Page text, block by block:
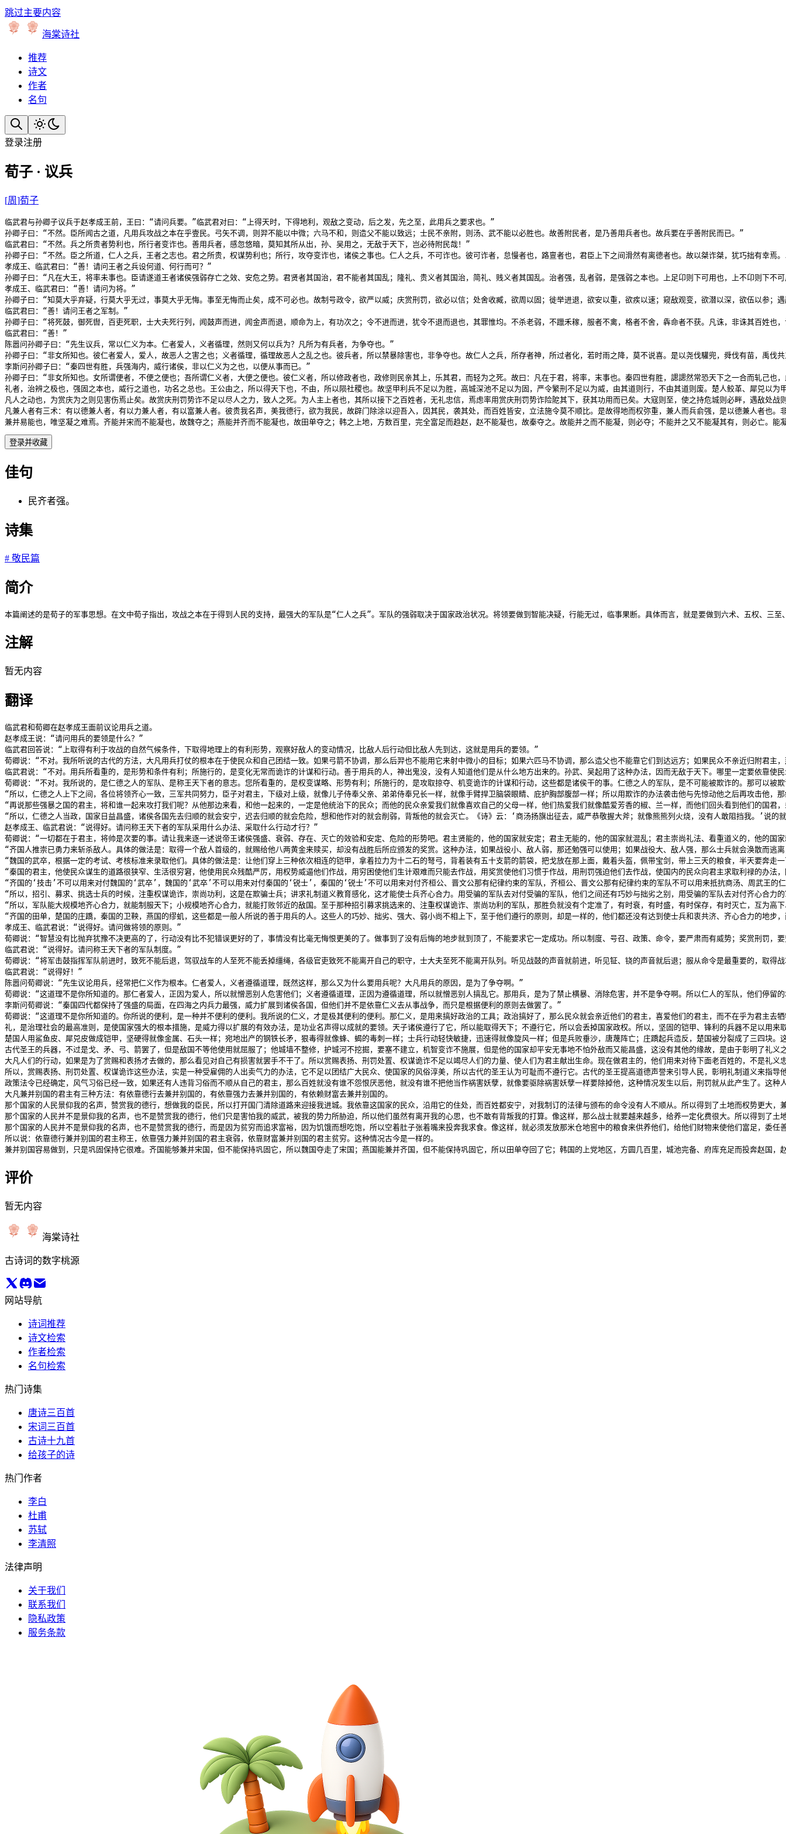
跳过主要内容
海棠诗社
推荐
诗文
作者
名句
登录注册
荀子 · 议兵
[周]荀子
临武君与孙卿子议兵于赵孝成王前，王曰：“请问兵要。”临武君对曰：“上得天时，下得地利，观敌之变动，后之发，先之至，此用兵之要求也。”
孙卿子曰：“不然。臣所闻古之道，凡用兵攻战之本在乎壹民。弓矢不调，则羿不能以中微；六马不和，则造父不能以致远；士民不亲附，则汤、武不能以必胜也。故善附民者，是乃善用兵者也。故兵要在乎善附民而已。”
临武君曰：“不然。兵之所贵者势利也，所行者变诈也。善用兵者，感忽悠暗，莫知其所从出，孙、吴用之，无敌于天下，岂必待附民哉！”
孙卿子曰：“不然。臣之所道，仁人之兵，王者之志也。君之所贵，权谋势利也；所行，攻夺变诈也，诸侯之事也。仁人之兵，不可诈也。彼可诈者，怠慢者也，路亶者也，君臣上下之间滑然有离德者也。故以桀诈桀，犹巧拙有
孝成王、临武君曰：“善！请问王者之兵设何道、何行而可？”
孙卿子曰：“凡在大王，将率未事也。臣请遂道王者诸侯强弱存亡之效、安危之势。君贤者其国治，君不能者其国乱；隆礼、贵义者其国治，简礼、贱义者其国乱。治者强，乱者弱，是强弱之本也。上足卬则下可用也，上不卬则
孝成王、临武君曰：“善！请问为将。”
孙卿子曰：“知莫大乎弃疑，行莫大乎无过，事莫大乎无悔。事至无悔而止矣，成不可必也。故制号政令，欲严以威；庆赏刑罚，欲必以信；处舍收臧，欲周以固；徙举进退，欲安以重，欲疾以速；窥敌观变，欲潜以深，欲伍以
临武君曰：“善！请问王者之军制。”
孙卿子曰：“将死鼓，御死辔，百吏死职，士大夫死行列，闻鼓声而进，闻金声而退，顺命为上，有功次之；令不进而进，犹令不退而退也，其罪惟均。不杀老弱，不躐禾稼，服者不禽，格者不舍，犇命者不获。凡诛，非诛其百
临武君曰：“善！”
陈嚣问孙卿子曰：“先生议兵，常以仁义为本。仁者爱人，义者循理，然则又何以兵为？凡所为有兵者，为争夺也。”
孙卿子曰：“非女所知也。彼仁者爱人，爱人，故恶人之害之也；义者循理，循理故恶人之乱之也。彼兵者，所以禁暴除害也，非争夺也。故仁人之兵，所存者神，所过者化，若时雨之降，莫不说喜。是以尧伐驩兜，舜伐有苗，
李斯问孙卿子曰：“秦四世有胜，兵强海内，威行诸侯，非以仁义为之也，以便从事而已。”
孙卿子曰：“非女所知也。女所谓便者，不便之便也；吾所谓仁义者，大便之便也。彼仁义者，所以修政者也，政修则民亲其上，乐其君，而轻为之死。故曰：凡在于君，将率，末事也。秦四世有胜，諰諰然常恐天下之一合而轧
礼者，治辨之极也，强固之本也，威行之道也，功名之总也。王公由之，所以得天下也，不由，所以陨社稷也。故坚甲利兵不足以为胜，高城深池不足以为固，严令繁刑不足以为威，由其道则行，不由其道则废。楚人鲛革、犀兕
凡人之动也，为赏庆为之则见害伤焉止矣。故赏庆刑罚势诈不足以尽人之力，致人之死。为人主上者也，其所以接下之百姓者，无礼忠信，焉虑率用赏庆刑罚势诈险阸其下，获其功用而已矣。大寇则至，使之持危城则必畔，遇
凡兼人者有三术：有以德兼人者，有以力兼人者，有以富兼人者。彼贵我名声，美我德行，欲为我民，故辟门除涂以迎吾入，因其民，袭其处，而百姓皆安，立法施令莫不顺比。是故得地而权弥重，兼人而兵俞强，是以德兼人者
兼并易能也，唯坚凝之难焉。齐能并宋而不能凝也，故魏夺之；燕能并齐而不能凝也，故田单夺之；韩之上地，方数百里，完全富足而趋赵，赵不能凝也，故秦夺之。故能并之而不能凝，则必夺；不能并之又不能凝其有，则必亡
登录并收藏
佳句
民齐者强。
诗集
# 敬民篇
简介
本篇阐述的是荀子的军事思想。在文中荀子指出，攻战之本在于得到人民的支持，最强大的军队是“仁人之兵”。军队的强弱取决于国家政治状况。将领要做到智能决疑，行能无过，临事果断。具体而言，就是要做到六术、五权、三
注解
暂无内容
翻译
临武君和荀卿在赵孝成王面前议论用兵之道。
赵孝成王说：“请问用兵的要领是什么？”
临武君回答说：“上取得有利于攻战的自然气候条件，下取得地理上的有利形势，观察好敌人的变动情况，比敌人后行动但比敌人先到达，这就是用兵的要领。”
荀卿说：“不对。我所听说的古代的方法，大凡用兵打仗的根本在于使民众和自己团结一致。如果弓箭不协调，那么后羿也不能用它来射中微小的目标；如果六匹马不协调，那么造父也不能靠它们到达远方；如果民众不亲近归附君
临武君说：“不对。用兵所看重的，是形势和条件有利；所施行的，是变化无常而诡诈的计谋和行动。善于用兵的人，神出鬼没，没有人知道他们是从什么地方出来的。孙武、吴起用了这种办法，因而无敌于天下。哪里一定要依靠使
荀卿说：“不对。我所说的，是仁德之人的军队、是称王天下者的意志。您所看重的，是权变谋略、形势有利；所施行的，是攻取掠夺、机变诡诈的计谋和行动，这些都是诸侯干的事。仁德之人的军队，是不可能被欺诈的。那可
“所以，仁德之人上下之间，各位将领齐心一致，三军共同努力，臣子对君主，下级对上级，就像儿子侍奉父亲、弟弟侍奉兄长一样，就像手臂捍卫脑袋眼睛、庇护胸部腹部一样；所以用欺诈的办法袭击他与先惊动他之后再攻击
“再说那些强暴之国的君主，将和谁一起来攻打我们呢？从他那边来看，和他一起来的，一定是他统治下的民众；而他的民众亲爱我们就像喜欢自己的父母一样，他们热爱我们就像酷爱芳香的椒、兰一样，而他们回头看到他们的
“所以，仁德之人当政，国家日益昌盛，诸侯各国先去归顺的就会安宁，迟去归顺的就会危险，想和他作对的就会削弱，背叛他的就会灭亡。《诗》云：‘商汤扬旗出征去，威严恭敬握大斧；就像熊熊列火烧，没有人敢阻挡我。’说的
赵孝成王、临武君说：“说得好。请问称王天下者的军队采用什么办法、采取什么行动才行？”
荀卿说：“一切都在于君主，将帅是次要的事。请让我来逐一述说帝王诸侯强盛、衰弱、存在、灭亡的效验和安定、危险的形势吧。君主贤能的，他的国家就安定；君主无能的，他的国家就混乱；君主崇尚礼法、看重道义的，他
“齐国人推崇已勇力来斩杀敌人。具体的做法是：取得一个敌人首级的，就赐给他八两黄金来赎买，却没有战胜后所应颁发的奖赏。这种办法，如果战役小、敌人弱，那还勉强可以使用；如果战役大、敌人强，那么士兵就会涣散而
“魏国的武卒，根据一定的考试、考核标准来录取他们。具体的做法是：让他们穿上三种依次相连的铠甲，拿着拉力为十二石的弩弓，背着装有五十支箭的箭袋，把戈放在那上面，戴着头盔，佩带宝剑，带上三天的粮食，半天要
“秦国的君主，他使民众谋生的道路很狭窄、生活很穷窘，他使用民众残酷严厉，用权势威逼他们作战，用穷困使他们生计艰难而只能去作战，用奖赏使他们习惯于作战，用刑罚强迫他们去作战，使国内的民众向君主求取利禄的
“齐国的‘技击’不可以用来对付魏国的‘武卒’，魏国的‘武卒’不可以用来对付秦国的‘锐士’，秦国的‘锐士’不可以用来对付齐桓公、晋文公那有纪律约束的军队，齐桓公、晋文公那有纪律约束的军队不可以用来抵抗商汤、周武
“所以，招引、募求、挑选士兵的时候，注重权谋诡诈，崇尚功利，这是在欺骗士兵；讲求礼制道义教育感化，这才能使士兵齐心合力。用受骗的军队去对付受骗的军队，他们之间还有巧妙与拙劣之别，用受骗的军队去对付齐心
“所以，军队能大规模地齐心合力，就能制服天下；小规模地齐心合力，就能打败邻近的敌国。至于那种招引募求挑选来的、注重权谋诡诈、崇尚功利的军队，那胜负就没有个定准了，有时衰，有时盛，有时保存，有时灭亡，互为高
“齐国的田单，楚国的庄蹻，秦国的卫鞅，燕国的缪虮，这些都是一般人所说的善于用兵的人。这些人的巧妙、拙劣、强大、弱小尚不相上下，至于他们遵行的原则，却是一样的，他们都还没有达到使士兵和衷共济、齐心合力的
孝成王、临武君说：“说得好。请问做将领的原则。”
荀卿说：“智慧没有比抛弃犹豫不决更高的了，行动没有比不犯错误更好的了，事情没有比毫无悔恨更美的了。做事到了没有后悔的地步就到顶了，不能要求它一定成功。所以制度、号召、政策、命令，要严肃而有威势；奖赏刑
临武君说：“说得好。请问称王天下者的军队制度。”
荀卿说：“将军击鼓指挥军队前进时，致死不能后退，驾驭战车的人至死不能丢掉缰绳，各级官吏致死不能离开自己的职守，士大夫至死不能离开队列。听见战鼓的声音就前进，听见钲、铙的声音就后退；服从命令是最重要的，
临武君说：“说得好！”
陈嚣问荀卿说：“先生议论用兵，经常把仁义作为根本。仁者爱人，义者遵循道理，既然这样，那么又为什么要用兵呢？大凡用兵的原因，是为了争夺啊。”
荀卿说：“这道理不是你所知道的。那仁者爱人，正因为爱人，所以就憎恶别人危害他们；义者遵循道理，正因为遵循道理，所以就憎恶别人搞乱它。那用兵，是为了禁止横暴、消除危害，并不是争夺啊。所以仁人的军队，他们
李斯问荀卿说：“秦国四代都保持了强盛的局面，在四海之内兵力最强，威力扩展到诸侯各国，但他们并不是依靠仁义去从事战争，而只是根据便利的原则去做罢了。”
荀卿说：“这道理不是你所知道的。你所说的便利，是一种并不便利的便利。我所说的仁义，才是极其便利的便利。那仁义，是用来搞好政治的工具；政治搞好了，那么民众就会亲近他们的君主，喜爱他们的君主，而不在乎为君
礼，是治理社会的最高准则，是使国家强大的根本措施，是威力得以扩展的有效办法，是功业名声得以成就的要领。天子诸侯遵行了它，所以能取得天下；不遵行它，所以会丢掉国家政权。所以，坚固的铠甲、锋利的兵器不足以
楚国人用鲨鱼皮、犀兕皮做成铠甲，坚硬得就像金属、石头一样；宛地出产的钢铁长矛，狠毒得就像蜂、蝎的毒刺一样；士兵行动轻快敏捷，迅速得就像旋风一样；但是兵败垂沙，唐蔑阵亡；庄蹻起兵造反，楚国被分裂成了三四
古代圣王的兵器，不过是戈、矛、弓、箭罢了，但是敌国不等他使用就屈服了；他城墙不整修，护城河不挖掘，要塞不建立，机智变诈不施展，但是他的国家却平安无事地不怕外敌而又能昌盛，这没有其他的缘故，是由于彰明了
大凡人们的行动，如果是为了赏赐和表扬才去做的，那么看见对自己有损害就罢手不干了。所以赏赐表扬、刑罚处置、权谋诡诈不足以竭尽人们的力量、使人们为君主献出生命。现在做君主的，他们用来对待下面老百姓的，不是
所以，赏赐表扬、刑罚处置、权谋诡诈这些办法，实是一种受雇佣的人出卖气力的办法，它不足以团结广大民众、使国家的风俗淳美，所以古代的圣王认为可耻而不遵行它。古代的圣王提高道德声誉来引导人民，彰明礼制道义来
政策法令已经确定，风气习俗已经一致，如果还有人违背习俗而不顺从自己的君主，那么百姓就没有谁不怨恨厌恶他，就没有谁不把他当作祸害妖孽，就像要驱除祸害妖孽一样要除掉他，这种情况发生以后，刑罚就从此产生了。
大凡兼并别国的君主有三种方法：有依靠德行去兼并别国的，有依靠强力去兼并别国的，有依赖财富去兼并别国的。
那个国家的人民景仰我的名声，赞赏我的德行，想做我的臣民，所以打开国门清除道路来迎接我进城。我依靠这国家的民众，沿用它的住处，而百姓都安宁，对我制订的法律与颁布的命令没有人不顺从。所以得到了土地而权势更大
那个国家的人民并不是景仰我的名声，也不是赞赏我的德行，他们只是害怕我的威武，被我的势力所胁迫，所以他们虽然有离开我的心思，也不敢有背叛我的打算。像这样，那么战士就要越来越多，给养一定化费很大。所以得到了
那个国家的人民并不是景仰我的名声，也不是赞赏我的德行，而是因为贫穷而追求富裕，因为饥饿而想吃饱，所以空着肚子张着嘴来投奔我求食。像这样，就必须发放那米仓地窖中的粮食来供养他们，给他们财物来使他们富足，
所以说：依靠德行兼并别国的君主称王，依靠强力兼并别国的君主衰弱，依靠财富兼并别国的君主贫穷。这种情况古今是一样的。
兼并别国容易做到，只是巩固保持它很难。齐国能够兼并宋国，但不能保持巩固它，所以魏国夺走了宋国；燕国能兼并齐国，但不能保持巩固它，所以田单夺回了它；韩国的上党地区，方圆几百里，城池完备、府库充足而投奔赵
评价
暂无内容
海棠诗社
古诗词的数字桃源
网站导航
诗词推荐
诗文检索
作者检索
名句检索
热门诗集
唐诗三百首
宋词三百首
古诗十九首
给孩子的诗
热门作者
李白
杜甫
苏轼
李清照
法律声明
关于我们
联系我们
隐私政策
服务条款